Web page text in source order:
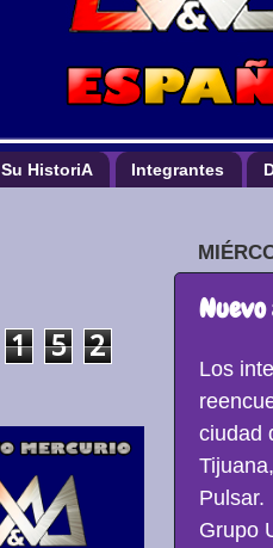
Su HistoriA Integrantes
Nuevo
Los
ciudad
Pulsar.
Grupo
1 5 2